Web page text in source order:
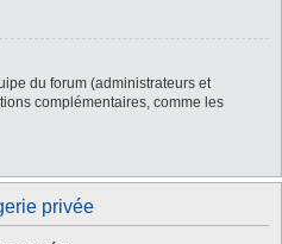
du forum (administrateurs et
complémentaires, comme les
privée